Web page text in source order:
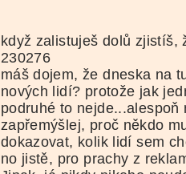
když zalistuješ dolů zjistíš,
230276
máš dojem, že dneska na
nových lidí? protože jak
podruhé to nejde...alespoň
zapřemýšlej, proč někdo
dokazovat, kolik lidí sem
no jistě, pro prachy z